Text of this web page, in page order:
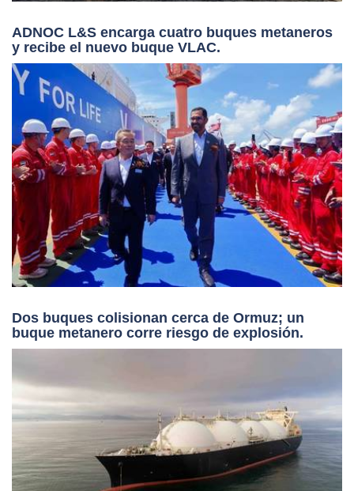
ADNOC L&S encarga cuatro buques metaneros
y recibe el nuevo buque VLAC.
Dos buques colisionan cerca de Ormuz; un
buque metanero corre riesgo de explosión.